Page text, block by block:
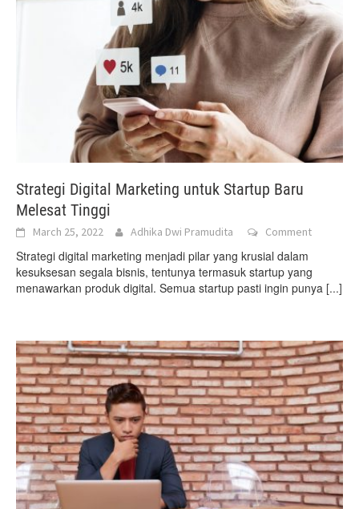
Strategi Digital Marketing untuk Startup Baru
Melesat Tinggi
March 25, 2022 Adhika Dwi Pramudita Comment
Strategi digital marketing menjadi pilar yang krusial dalam
kesuksesan segala bisnis, tentunya termasuk startup yang
menawarkan produk digital. Semua startup pasti ingin punya [...]